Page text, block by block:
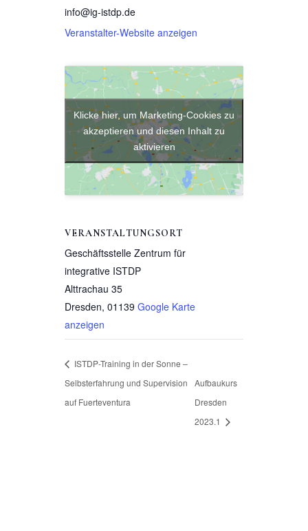
info@ig-istdp.de
Veranstalter-Website anzeigen
VERANSTALTUNGSORT
Geschäftsstelle Zentrum für
integrative ISTDP
Alttrachau 35
Dresden, 01139 Google Karte
anzeigen
Klicke hier, um Marketing-Cookies zu
akzeptieren und diesen Inhalt zu
aktivieren
ISTDP-Training in der Sonne –
Selbsterfahrung und Supervision
auf Fuerteventura
Aufbaukurs
Dresden
2023.1